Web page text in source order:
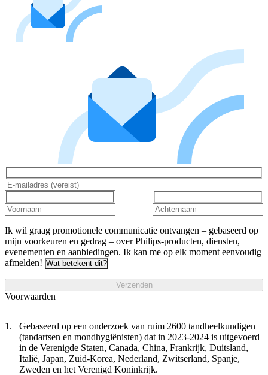
Ik wil graag promotionele communicatie ontvangen – gebaseerd op
mijn voorkeuren en gedrag – over Philips-producten, diensten,
evenementen en aanbiedingen. Ik kan me op elk moment eenvoudig
afmelden! Wat betekent dit?
Verzenden
Voorwaarden
Gebaseerd op een onderzoek van ruim 2600 tandheelkundigen
(tandartsen en mondhygiënisten) dat in 2023-2024 is uitgevoerd
in de Verenigde Staten, Canada, China, Frankrijk, Duitsland,
Italië, Japan, Zuid-Korea, Nederland, Zwitserland, Spanje,
Zweden en het Verenigd Koninkrijk.